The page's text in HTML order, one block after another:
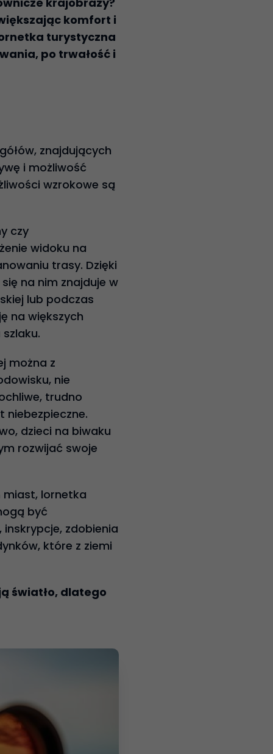
komfort i
turystyczna
po trwałość i
znajdujących
i możliwość
wzrokowe są
czy
widoku na
trasy. Dzięki
na nim znajduje w
lub podczas
na większych
można z
nie
trudno
niebezpieczne.
dzieci na biwaku
rozwijać swoje
miast, lornetka
być
inskrypcje, zdobienia
które z ziemi
światło, dlatego